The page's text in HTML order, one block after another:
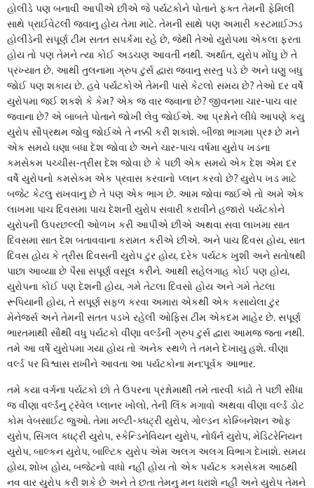
હોલીડે પણ બનાવી આપીએ છીએ જે પર્યટકોને પોતાને ફક્ત તેમની ફેમિલી
સાથે પ્રાઈવેટલી જવાનુ હોય તેમા માટે. તેમની સાથે પણ અમારી કસ્ટમાઈઝ્ડ
હોલીડેની સપૂર્ણ ટીમ સતત સપર્કમા રહે છે, જેથી તેઓ યુરોપમા એકલા ફરતા
હોય તો પણ તેમને ત્યા કોઈ અડચણ આવતી નથી. અર્થાત, યુરોપ મોંઘુ છે તે
પ્રખ્યાત છે. આથી તુલનામા ગ્રુપ ટુર્સ દ્વારા જવાનુ સસ્તુ પડે છે અને ઘણુ બધુ
જોઈ પણ શકાય છે. હવે પર્યટકોએ તેમની પાસે કેટલો સમય છે? તેઓ દર વર્ષે
યુરોપમા જઈ શકશે કે કેમ? એક જ વાર જવાના છે? જીવનમા ચાર-પાચ વાર
જવાના છે? એ બાબતે પોતાને જોખી લેવુ જોઈએ. આ પ્રશ્નોને લીધે આપણે કયુ
યુરોપ સૌપ્રથમ જોવુ જોઈએ તે નક્કી કરી શકાશે. બીજા ભાગમા પ્રશ્ન છે મને
એક સમયે ઘણા બધા દેશ જોવા છે અને ચાર-પાચ વર્ષમા યુરોપ ખડના
કમસેકમ પચ્ચીસ-ત્રીસ દેશ જોવા છે કે પછી એક સમયે એક દેશ એમ દર
વર્ષે યુરોપનો કમસેકમ એક પ્રવાસ કરવાનો પ્લાન કરવો છે? યુરોપ ખડ માટે
બજેટ કેટલુ રાખવાનુ છે તે પણ એક ભાગ છે. આમ જોવા જઈએ તો અમે એક
લાખમા પાચ દિવસમા પાચ દેશની યુરોપ સવારી કરાવીને હજારો પર્યટકોને
યુરોપની ઉપરછલ્લી ઓળખ કરી આપીએ છીએ અથવા સવા લાખમા સાત
દિવસમા સાત દેશ બતાવવાના કરામત કરીએ છીએ. અને પાચ દિવસ હોય, સાત
દિવસ હોય કે ત્રીસ દિવસની યુરોપ ટુર હોય, દરેક પર્યટક ખુશી અને સતોષથી
પાછા આવ્યાા છે પૈસા સપૂર્ણ વસૂલ કરીને. આથી સહેલગાહ કોઈ પણ હોય,
યુરોપના કોઈ પણ દેશની હોય, ગમે તેટલા દિવસો હોય અને ગમે તેટલા
રૂપિયાની હોય, તે સપૂર્ણ સફળ કરવા અમારા એકથી એક કસાયેલા ટુર
મેનેજર્સ અને તેમની સતત પડખે રહેલી ઓફિસ ટીમ એકદમ માહેર છે. સપૂર્ણ
ભારતમાથી સૌથી વધુ પર્યટકો વીણા વર્લ્ડની ગ્રુપ ટુર્સ દ્વારા આમજ જતા નથી.
તમે આ વર્ષે યુરોપમા ગયા હોય તો અનેક સ્થળે તે તમને દેખાયુ હશે. વીણા
વર્લ્ડ પર વિશ્વાસ રાખીને આવતા આ પર્યટકોના મન:પૂર્વક આભાર.
તમે કયા વર્ગના પર્યટકો છો તે ઉપરના પ્રશ્નોમાથી તમે તારવી કાઢો તે પછી સીધા
જ વીણા વર્લ્ડનુ ટ્રૅવેલ પ્લાનર ખોલો, તેની લિંક મગાવો અથવા વીણા વર્લ્ડ ડોટ
કોમ વેબસાઈટ જુઓ. તેમા મલ્ટી-ક્ધટ્રી યુરોપ, ગોલ્ડન કોમ્બિનેશન ઓફ
યુરોપ, સિંગલ ક્ધટ્રી યુરોપ, સ્કેન્ડિનેવિયન યુરોપ, નોર્ધર્ન યુરોપ, મેડિટરેનિયન
યુરોપ, બાલ્કન યુરોપ, બાલ્ટિક યુરોપ એમ અલગ અલગ વિભાગ દેખાશે. સમય
હોય, શોખ હોય, બજેટનો વાધો નહીં હોય તો એક પર્યટક કમસેકમ આઠથી
નવ વાર યુરોપ કરી શકે છે અને તે છતા તેમનુ મન ધરાશે નહીં અને યુરોપ તેમને